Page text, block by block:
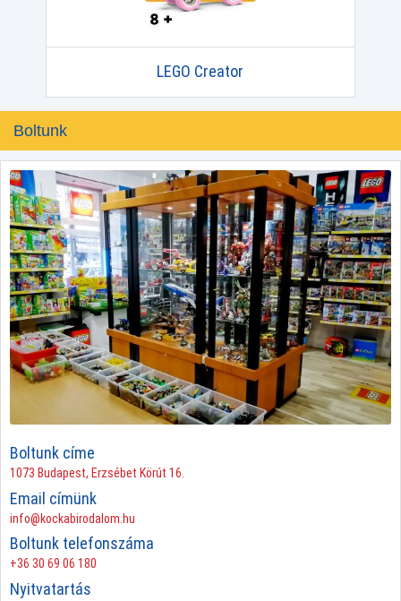
LEGO Creator
Boltunk
Boltunk címe
1073 Budapest, Erzsébet Körút 16.
Email címünk
info@kockabirodalom.hu
Boltunk telefonszáma
+36 30 69 06 180
Nyitvatartás